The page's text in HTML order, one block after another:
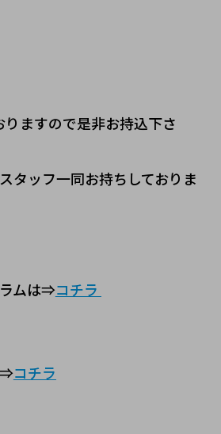
りますので是非お持込下さ
タッフ一同お持ちしておりま
ムは⇒コチラ
⇒コチラ